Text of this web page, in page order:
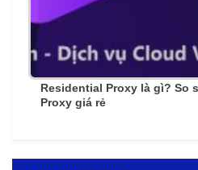
Residential Proxy là gì? So
Proxy giá rẻ